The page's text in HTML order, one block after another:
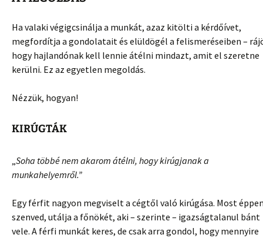
Ha valaki végigcsinálja a munkát, azaz kitölti a kérdőívet,
megfordítja a gondolatait és elüldögél a felismeréseiben –
hogy hajlandónak kell lennie átélni mindazt, amit el szeretne
kerülni. Ez az egyetlen megoldás.
Nézzük, hogyan!
KIRÚGTÁK
„Soha többé nem akarom átélni, hogy kirúgjanak a
munkahelyemről.”
Egy férfit nagyon megviselt a cégtől való kirúgása. Most
szenved, utálja a főnökét, aki – szerinte – igazságtalanul bánt
vele. A férfi munkát keres, de csak arra gondol, hogy mennyire